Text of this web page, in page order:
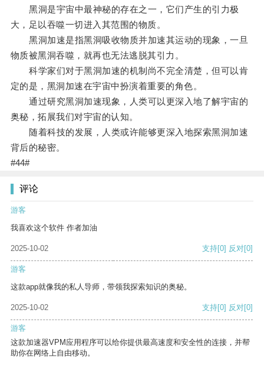
黑洞是宇宙中最神秘的存在之一，它们产生的引力极
大，足以吞噬一切进入其范围的物质。
黑洞加速是指黑洞吸收物质并加速其运动的现象，一旦
物质被黑洞吞噬，就再也无法逃脱其引力。
科学家们对于黑洞加速的机制尚不完全清楚，但可以肯
定的是，黑洞加速在宇宙中扮演着重要的角色。
通过研究黑洞加速现象，人类可以更深入地了解宇宙的
奥秘，拓展我们对宇宙的认知。
随着科技的发展，人类或许能够更深入地探索黑洞加速
背后的秘密。
#44#
评论
游客
我喜欢这个软件 作者加油
2025-10-02 支持[0] 反对[0]
游客
这款app就像我的私人导师，带领我探索知识的奥秘。
2025-10-02 支持[0] 反对[0]
游客
这款加速器VPM应用程序可以给你提供最高速度和安全性的连接，并帮
助你在网络上自由移动。